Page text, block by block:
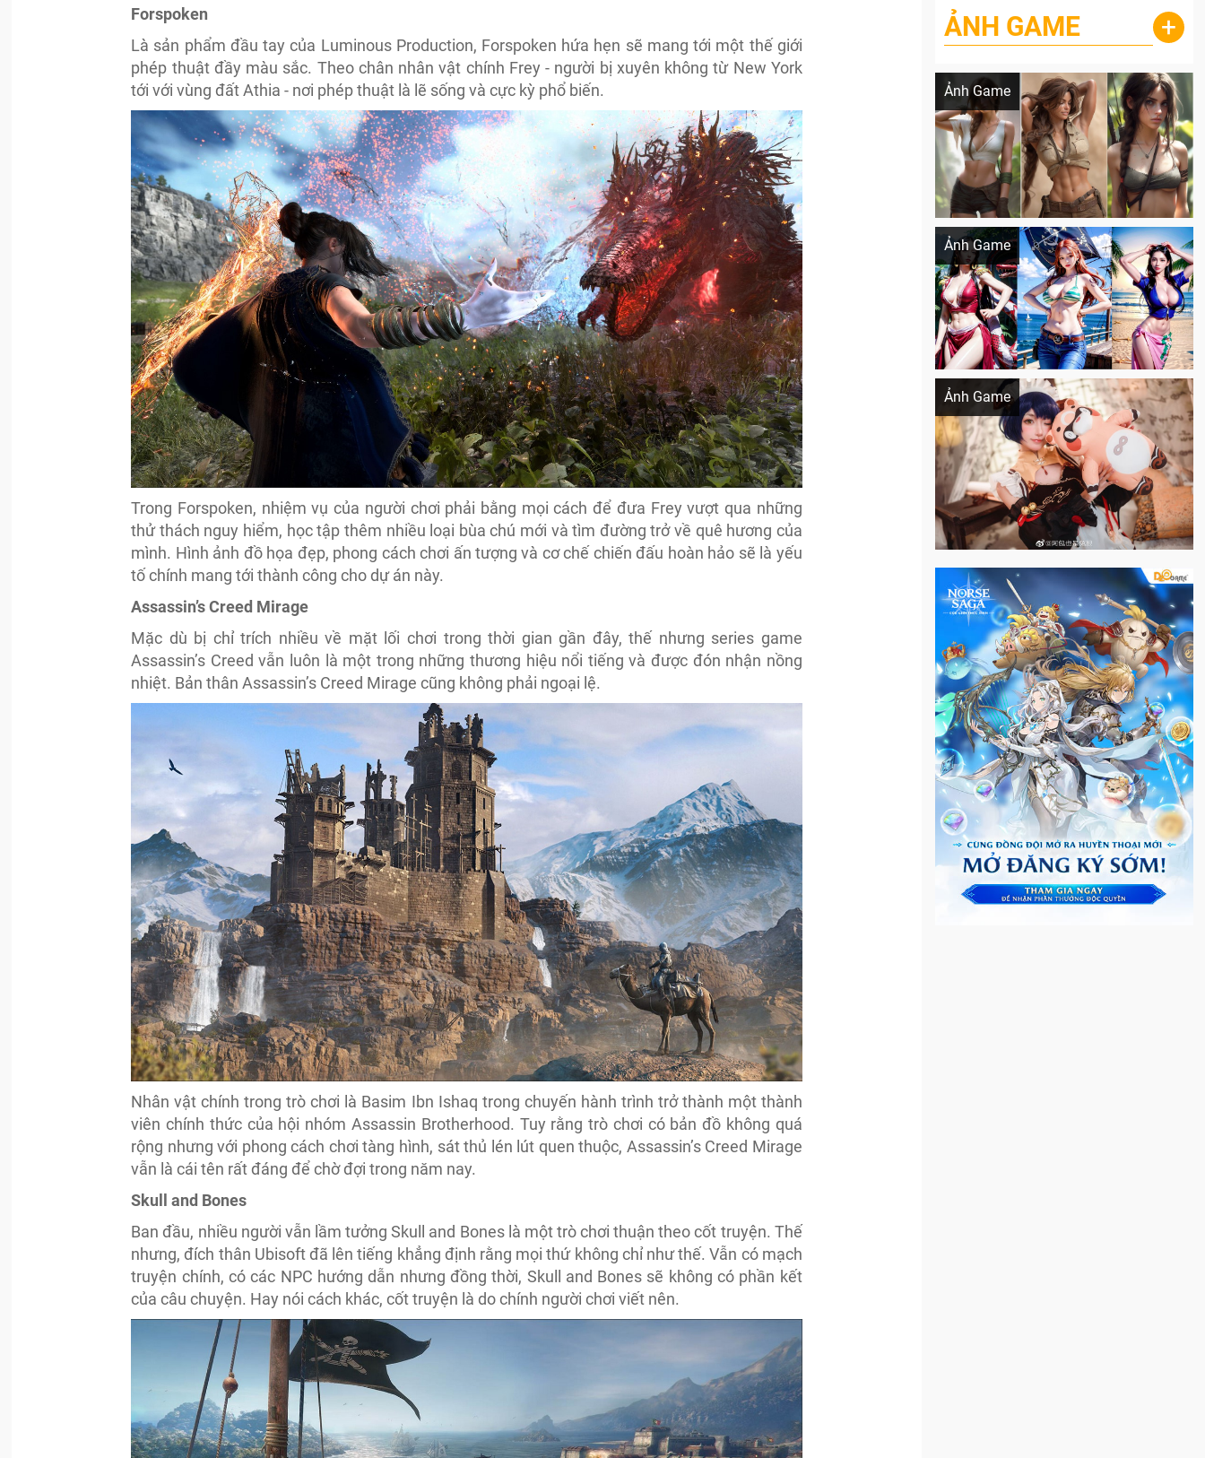
Forspoken
Là sản phẩm đầu tay của Luminous Production, Forspoken hứa hẹn sẽ mang tới một thế giới
phép thuật đầy màu sắc. Theo chân nhân vật chính Frey - người bị xuyên không từ New York
tới với vùng đất Athia - nơi phép thuật là lẽ sống và cực kỳ phổ biến.
Trong Forspoken, nhiệm vụ của người chơi phải bằng mọi cách để đưa Frey vượt qua những
thử thách nguy hiểm, học tập thêm nhiều loại bùa chú mới và tìm đường trở về quê hương của
mình. Hình ảnh đồ họa đẹp, phong cách chơi ấn tượng và cơ chế chiến đấu hoàn hảo sẽ là yếu
tố chính mang tới thành công cho dự án này.
Assassin’s Creed Mirage
Mặc dù bị chỉ trích nhiều về mặt lối chơi trong thời gian gần đây, thế nhưng series game
Assassin’s Creed vẫn luôn là một trong những thương hiệu nổi tiếng và được đón nhận nồng
nhiệt. Bản thân Assassin’s Creed Mirage cũng không phải ngoại lệ.
Nhân vật chính trong trò chơi là Basim Ibn Ishaq trong chuyến hành trình trở thành một thành
viên chính thức của hội nhóm Assassin Brotherhood. Tuy rằng trò chơi có bản đồ không quá
rộng nhưng với phong cách chơi tàng hình, sát thủ lén lút quen thuộc, Assassin’s Creed Mirage
vẫn là cái tên rất đáng để chờ đợi trong năm nay.
Skull and Bones
Ban đầu, nhiều người vẫn lầm tưởng Skull and Bones là một trò chơi thuận theo cốt truyện. Thế
nhưng, đích thân Ubisoft đã lên tiếng khẳng định rằng mọi thứ không chỉ như thế. Vẫn có mạch
truyện chính, có các NPC hướng dẫn nhưng đồng thời, Skull and Bones sẽ không có phần kết
của câu chuyện. Hay nói cách khác, cốt truyện là do chính người chơi viết nên.
ẢNH GAME +
Ảnh Game
Lala Croft vừa nóng vừa xinh dưới nét vẽ
Ảnh Game
Khi AI Cosplay gái đẹp One Piece
Ảnh Game
Cosplay Xiangling siêu cute